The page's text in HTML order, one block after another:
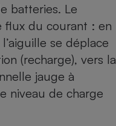
batteries. Le
flux du courant : en
se déplace
(recharge), vers la
jauge à
niveau de charge